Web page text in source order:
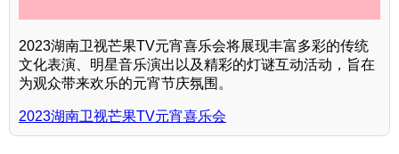
2023湖南卫视芒果TV元宵喜乐会将展现丰富多彩的传统
文化表演、明星音乐演出以及精彩的灯谜互动活动，旨在
为观众带来欢乐的元宵节庆氛围。
2023湖南卫视芒果TV元宵喜乐会